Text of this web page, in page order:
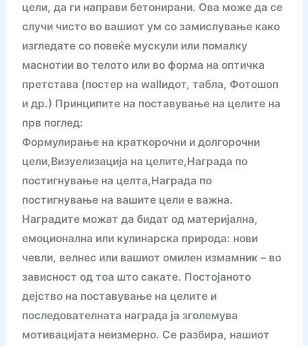
цели, да ги направи бетонирани. Ова може да се
случи чисто во вашиот ум со замислување како
изгледате со повеќе мускули или помалку
маснотии во телото или во форма на оптичка
претстава (постер на wallидот, табла, Фотошоп
и др.) Принципите на поставување на целите на
прв поглед:
Формулирање на краткорочни и долгорочни
цели,Визуелизација на целите,Награда по
постигнување на целта,Награда по
постигнување на вашите цели е важна.
Наградите можат да бидат од материјална,
емоционална или кулинарска природа: нови
чевли, велнес или вашиот омилен измамник – во
зависност од тоа што сакате. Постојаното
дејство на поставување на целите и
последователната награда ја зголемува
мотивацијата неизмерно. Се разбира, нашиот